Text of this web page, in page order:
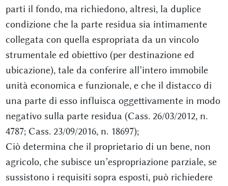
parti il fondo, ma richiedono, altresì, la duplice
condizione che la parte residua sia intimamente
collegata con quella espropriata da un vincolo
strumentale ed obiettivo (per destinazione ed
ubicazione), tale da conferire all’intero immobile
unità economica e funzionale, e che il distacco di
una parte di esso influisca oggettivamente in modo
negativo sulla parte residua (Cass. 26/03/2012, n.
4787; Cass. 23/09/2016, n. 18697);
Ciò determina che il proprietario di un bene, non
agricolo, che subisce un’espropriazione parziale, se
sussistono i requisiti sopra esposti, può richiedere